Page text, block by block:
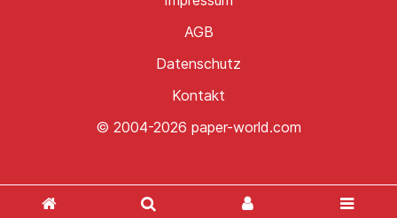
© 2004-2026 paper-world.com
Kontakt
Datenschutz
AGB